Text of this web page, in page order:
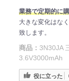
業務で定期的に
大きな変化はな
致します。
商品： 3N30JA
3.6V3000mAh
役に立った